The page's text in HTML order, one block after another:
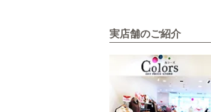
実店舗のご紹介